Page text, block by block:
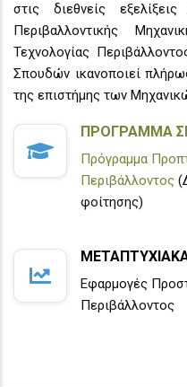
στις διεθνείς
Περιβαλλοντικής
Τεχνολογίας
Σπουδών ικανοποιεί
της επιστήμης των
ΠΡΟΓΡΑΜΜΑ
Πρόγραμμα
Περιβάλλοντος
φοίτησης)
Εφαρμογές
Περιβάλλοντος